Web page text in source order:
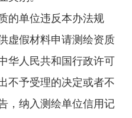
单位违反本办法规
虚假材料申请测绘资质
华人民共和国行政许可
不予受理的决定或者不
，纳入测绘单位信用记